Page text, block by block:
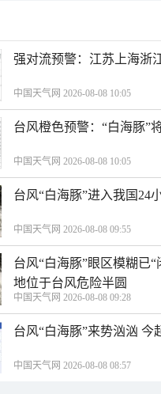
强对流预警：江苏上海浙
中国天气网 2026-08-08 10:05
台风橙色预警：“白海豚”
中国天气网 2026-08-08 10:05
台风“白海豚”进入我国24
中国天气网 2026-08-08 09:55
台风“白海豚”眼区模糊已
地位于台风危险半圆
中国天气网 2026-08-08 09:28
台风“白海豚”来势汹汹
中国天气网 2026-08-08 08:57